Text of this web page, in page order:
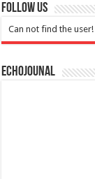
Follow Us
Can not find the user!
Echojounal